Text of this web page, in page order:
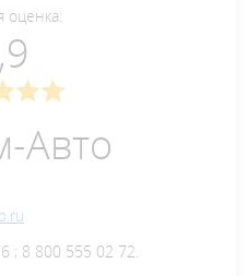
оценка:
Авто
; 8 800 555 02 72.